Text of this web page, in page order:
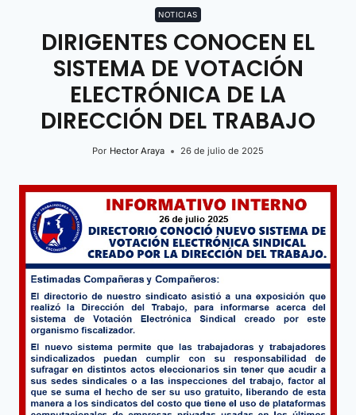
NOTICIAS
DIRIGENTES CONOCEN EL
SISTEMA DE VOTACIÓN
ELECTRÓNICA DE LA
DIRECCIÓN DEL TRABAJO
Por Hector Araya 26 de julio de 2025